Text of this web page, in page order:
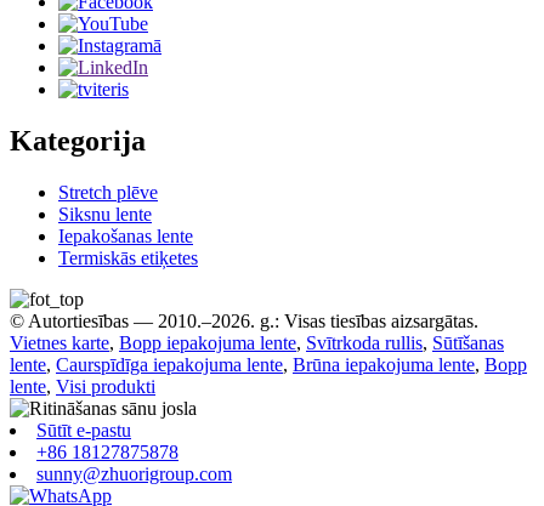
Kategorija
Stretch plēve
Siksnu lente
Iepakošanas lente
Termiskās etiķetes
© Autortiesības — 2010.–2026. g.: Visas tiesības aizsargātas.
Vietnes karte, Bopp iepakojuma lente, Svītrkoda rullis, Sūtīšanas
lente, Caurspīdīga iepakojuma lente, Brūna iepakojuma lente, Bopp
lente, Visi produkti
Sūtīt e-pastu
+86 18127875878
sunny@zhuorigroup.com